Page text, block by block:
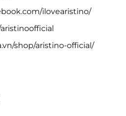
ilovearistino/
shop/aristino-official/